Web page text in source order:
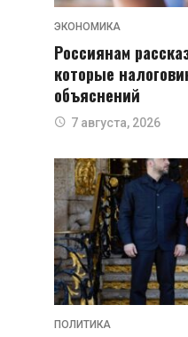
ЭКОНОМИКА
Россиянам
которые
объяснений
7 августа, 2026
ПОЛИТИКА